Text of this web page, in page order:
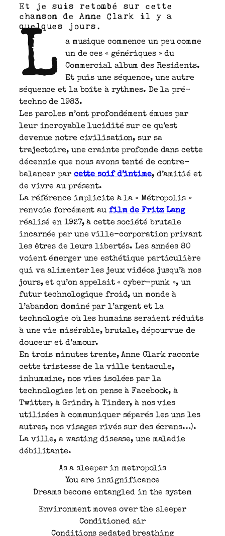
Et je suis retombé sur cette
chanson de Anne Clark il y a
quelques jours.
L
a musique commence un peu comme
un de ces « génériques » du
Commercial album des Residents.
Et puis une séquence, une autre
séquence et la boîte à rythmes. De la pré-
techno de 1983.
Les paroles m’ont profondément émues par
leur incroyable lucidité sur ce qu’est
devenue notre civilisation, sur sa
trajectoire, une crainte profonde dans cette
décennie que nous avons tenté de contre-
balancer parcette soif d’intime, d’amitié et
de vivre au présent.
La référence implicite à la « Métropolis »
renvoie forcément au film de Fritz Lang
réalisé en 1927, à cette société brutale
incarnée par une ville-corporation privant
les êtres de leurs libertés. Les années 80
voient émerger une esthétique particulière
qui va alimenter les jeux vidéos jusqu’à nos
jours, et qu’on appelait « cyber-punk », un
futur technologique froid, un monde à
l’abandon dominé par l’argent et la
technologie où les humains seraient réduits
à une vie misérable, brutale, dépourvue de
douceur et d’amour.
En trois minutes trente, Anne Clark raconte
cette tristesse de la ville tentacule,
inhumaine, nos vies isolées par la
technologies (et on pense à Facebook, à
Twitter, à Grindr, à Tinder, à nos vies
utilisées à communiquer séparés les uns les
autres, nos visages rivés sur des écrans…).
La ville, a wasting disease, une maladie
débilitante.
As a sleeper in metropolis
You are insignificance
Dreams become entangled in the system
Environment moves over the sleeper
Conditioned air
Conditions sedated breathing